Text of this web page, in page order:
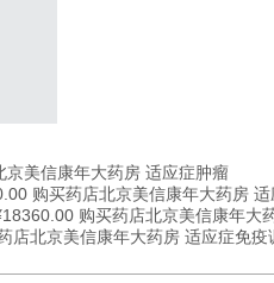
京美信康年大药房 适应症肿瘤
购买药店北京美信康年大药房
购买药店北京美信康年大
店北京美信康年大药房 适应症免疫